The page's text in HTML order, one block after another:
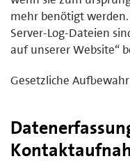
mehr benötigt
Server-Log-Dateien
auf unserer Website“
Gesetzliche